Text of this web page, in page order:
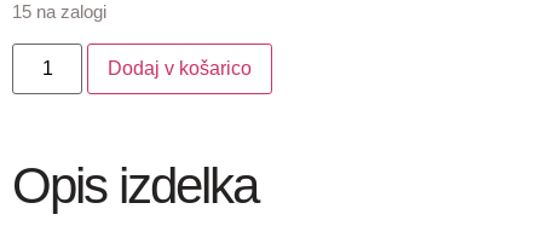
15 na zalogi
Dodaj v košarico
Opis izdelka